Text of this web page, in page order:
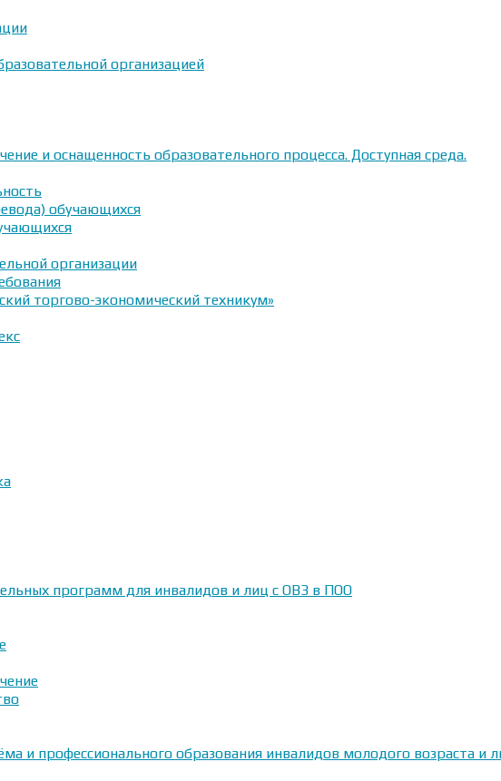
организацией
и оснащенность образовательного процесса. Доступная среда.
обучающихся
организации
торгово-экономический техникум»
программ для инвалидов и лиц с ОВЗ в ПОО
и профессионального образования инвалидов молодого возраста